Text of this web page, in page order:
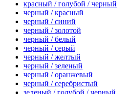
красный / голубой / черный
черный / красный
черный / синий
черный / золотой
черный / белый
черный / серый
черный / желтый
черный / зеленый
черный / оранжевый
черный / серебристый